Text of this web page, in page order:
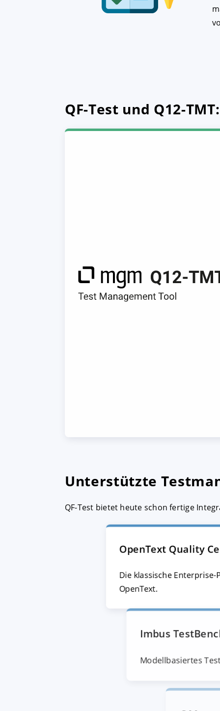
QF-Test und Q12-
Unterstützte
QF-Test bietet heute schon fertige
OpenText Quality
Die klassische
OpenText.
Imbus
Modellbasiertes